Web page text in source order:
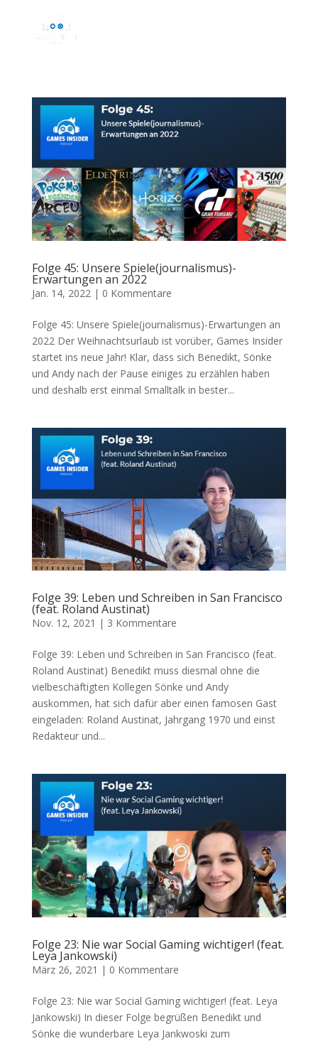
Folge 45: Unsere Spiele(journalismus)-
Erwartungen an 2022
Jan. 14, 2022 | 0 Kommentare
Folge 45: Unsere Spiele(journalismus)-Erwartungen an
2022 Der Weihnachtsurlaub ist vorüber, Games Insider
startet ins neue Jahr! Klar, dass sich Benedikt, Sönke
und Andy nach der Pause einiges zu erzählen haben
und deshalb erst einmal Smalltalk in bester...
Folge 39: Leben und Schreiben in San Francisco
(feat. Roland Austinat)
Nov. 12, 2021 | 3 Kommentare
Folge 39: Leben und Schreiben in San Francisco (feat.
Roland Austinat) Benedikt muss diesmal ohne die
vielbeschäftigten Kollegen Sönke und Andy
auskommen, hat sich dafür aber einen famosen Gast
eingeladen: Roland Austinat, Jahrgang 1970 und einst
Redakteur und...
Folge 23: Nie war Social Gaming wichtiger! (feat.
Leya Jankowski)
März 26, 2021 | 0 Kommentare
Folge 23: Nie war Social Gaming wichtiger! (feat. Leya
Jankowski) In dieser Folge begrüßen Benedikt und
Sönke die wunderbare Leya Jankwoski zum